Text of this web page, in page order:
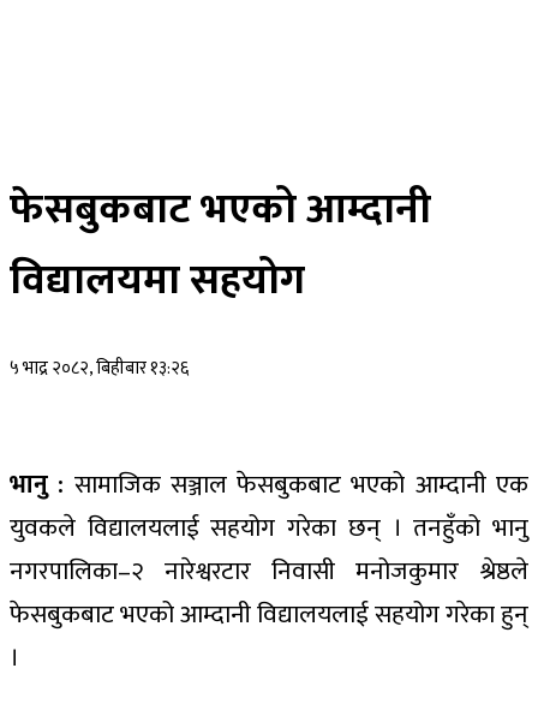
फेसबुकबाट भएको आम्दानी
विद्यालयमा सहयोग
५ भाद्र २०८२, बिहीबार १३:२६
भानु : सामाजिक सञ्जाल फेसबुकबाट भएको आम्दानी एक
युवकले विद्यालयलाई सहयोग गरेका छन् । तनहुँको भानु
नगरपालिका–२ नारेश्वरटार निवासी मनोजकुमार श्रेष्ठले
फेसबुकबाट भएको आम्दानी विद्यालयलाई सहयोग गरेका हुन्
।